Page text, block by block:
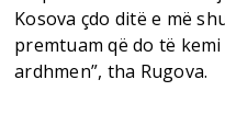
Kosova çdo ditë e më
premtuam që do të
ardhmen”, tha Rugova.